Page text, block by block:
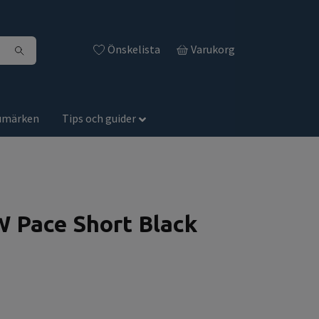
Önskelista Varukorg
Tips och guider
Pace Short Black